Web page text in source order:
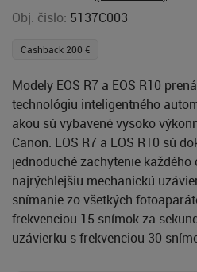
Obj. čislo: 5137C003
Cashback 200 €
Modely EOS R7 a EOS R10
technológiu inteligentného
akou sú vybavené vysoko
Canon. EOS R7 a EOS R10 sú
jednoduché zachytenie
najrýchlejšiu mechanickú
snímanie zo všetkých
frekvenciou 15 snímok za
uzávierku s frekvenciou 30